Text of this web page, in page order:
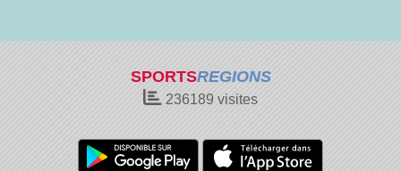
SPORTSREGIONS
236189 visites